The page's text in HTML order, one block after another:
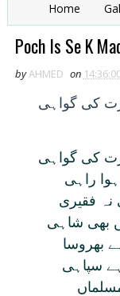
Home
Zarb e Kaleem
Poch Is Se K
byAHMED on
کی گواہی
کی گواہی
راہی
نہ فقيری
بھی شاہی
بھروسا
سپاہی